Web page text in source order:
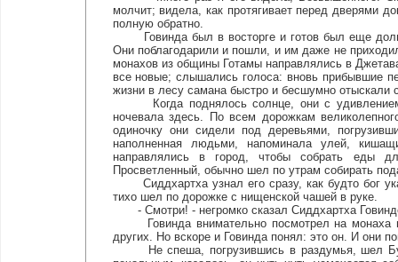
молчит; видела, как протягивает перед дверями
полную обратно.
Говинда был в восторге и готов был еще
Они поблагодарили и пошли, и им даже не
монахов из общины Готамы направлялись в
все новые; слышались голоса: вновь прибывшие
жизни в лесу самана быстро и бесшумно отыскали
Когда поднялось солнце, они с удивлением
ночевала здесь. По всем дорожкам
одиночку они сидели под деревьями,
наполненная людьми, напоминала улей,
направлялись в город, чтобы собрать еды
Просветленный, обычно шел по утрам собирать
Сиддхартха узнал его сразу, как будто бог
тихо шел по дорожке с нищенской чашей в руке.
- Смотри! - негромко сказал Сиддхартха
Говинда внимательно посмотрел на монаха в
других. Но вскоре и Говинда понял: это он. И они
Не спеша, погрузившись в раздумья, шел